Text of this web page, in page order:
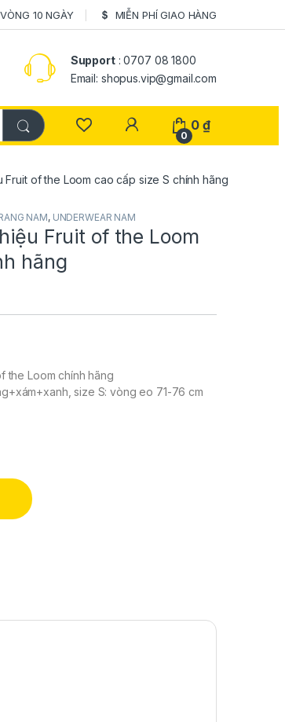
10 NGÀY MIỄN PHÍ GIAO HÀNG
Support: 0707 08 1800
Email: shopus.vip@gmail.com
0
0₫
Fruit of the Loom cao cấp size S chính hãng
NAM, UNDERWEAR NAM
Fruit of the Loom
hãng
the Loom chính hãng
size S: vòng eo 71-76 cm